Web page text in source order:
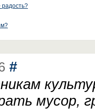
радость?
#
мусор,